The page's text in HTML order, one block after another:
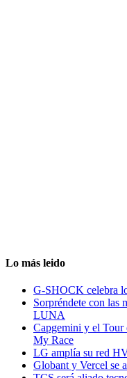
Lo más leido
G-SHOCK celebra
Sorpréndete con las
LUNA
Capgemini y el Tour
My Race
LG amplía su red
Globant y Vercel se